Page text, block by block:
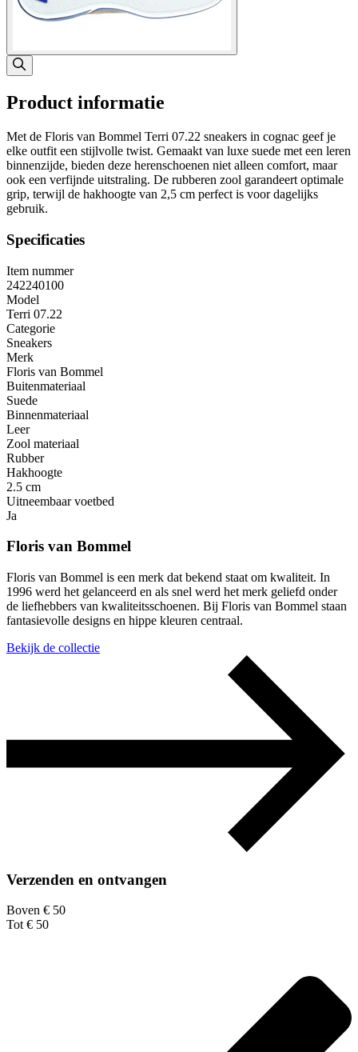
Product informatie
Met de Floris van Bommel Terri 07.22 sneakers in cognac geef je
elke outfit een stijlvolle twist. Gemaakt van luxe suede met een leren
binnenzijde, bieden deze herenschoenen niet alleen comfort, maar
ook een verfijnde uitstraling. De rubberen zool garandeert optimale
grip, terwijl de hakhoogte van 2,5 cm perfect is voor dagelijks
gebruik.
Specificaties
Item nummer
242240100
Model
Terri 07.22
Categorie
Sneakers
Merk
Floris van Bommel
Buitenmateriaal
Suede
Binnenmateriaal
Leer
Zool materiaal
Rubber
Hakhoogte
2.5 cm
Uitneembaar voetbed
Ja
Floris van Bommel
Floris van Bommel is een merk dat bekend staat om kwaliteit. In
1996 werd het gelanceerd en als snel werd het merk geliefd onder
de liefhebbers van kwaliteitsschoenen. Bij Floris van Bommel staan
fantasievolle designs en hippe kleuren centraal.
Bekijk de collectie
Verzenden en ontvangen
Boven € 50
Tot € 50